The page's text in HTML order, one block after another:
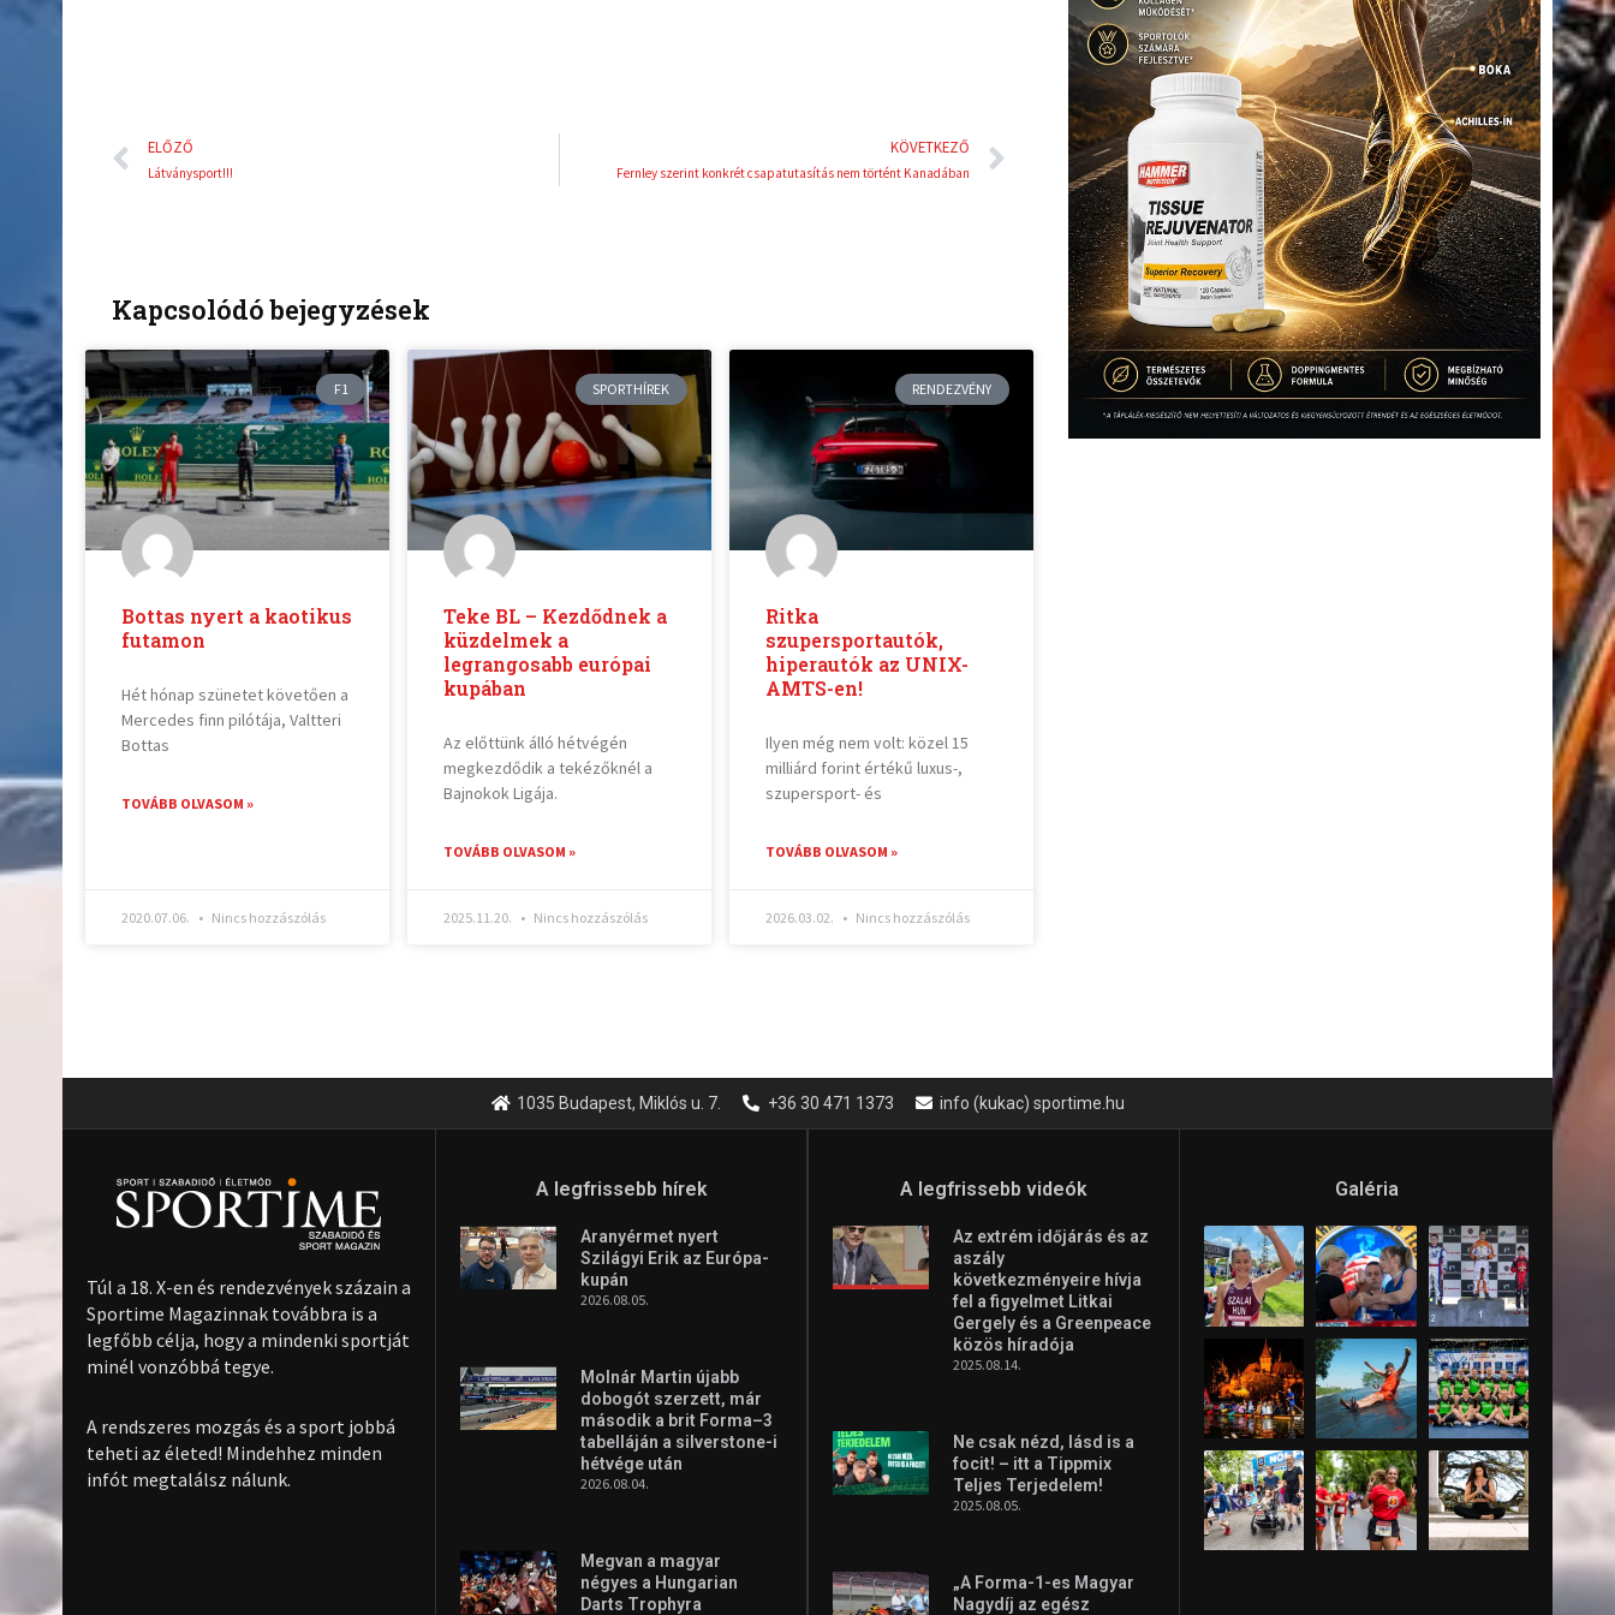
Előző
ELŐZŐ
Látványsport!!!
KÖVETKEZŐ
Fernley szerint konkrét csapatutasítás nem történt Kanadában
Következő
Kapcsolódó bejegyzések
F1
Bottas nyert a kaotikus
futamon
Hét hónap szünetet követően a
Mercedes finn pilótája, Valtteri
Bottas
TOVÁBB OLVASOM »
2020.07.06. Nincs hozzászólás
SPORTHÍREK
Teke BL – Kezdődnek a
küzdelmek a
legrangosabb európai
kupában
Az előttünk álló hétvégén
megkezdődik a tekézőknél a
Bajnokok Ligája.
TOVÁBB OLVASOM »
2025.11.20. Nincs hozzászólás
RENDEZVÉNY
Ritka
szupersportautók,
hiperautók az UNIX-
AMTS-en!
Ilyen még nem volt: közel 15
milliárd forint értékű luxus-,
szupersport- és
TOVÁBB OLVASOM »
2026.03.02. Nincs hozzászólás
1035 Budapest, Miklós u. 7. +36 30 471 1373 info (kukac) sportime.hu
Túl a 18. X-en és rendezvények százain a
Sportime Magazinnak továbbra is a
legfőbb célja, hogy a mindenki sportját
minél vonzóbbá tegye.
A rendszeres mozgás és a sport jobbá
teheti az életed! Mindehhez minden
infót megtalálsz nálunk.
A legfrissebb hírek
Aranyérmet nyert
Szilágyi Erik az Európa-
kupán
2026.08.05.
Molnár Martin újabb
dobogót szerzett, már
második a brit Forma–3
tabelláján a silverstone-i
hétvége után
2026.08.04.
Megvan a magyar
négyes a Hungarian
Darts Trophyra
A legfrissebb videók
Az extrém időjárás és az
aszály
következményeire hívja
fel a figyelmet Litkai
Gergely és a Greenpeace
közös híradója
2025.08.14.
Ne csak nézd, lásd is a
focit! – itt a Tippmix
Teljes Terjedelem!
2025.08.05.
„A Forma-1-es Magyar
Nagydíj az egész
Galéria